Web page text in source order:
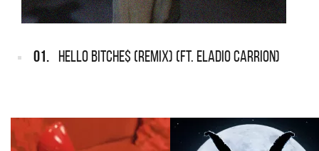
01. HELLO BITCHE$ (REMIX) (FT. ELADIO CARRION)